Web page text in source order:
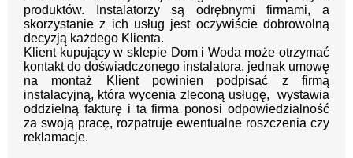
produktów. Instalatorzy są odrębnymi firmami, a
skorzystanie z ich usług jest oczywiście dobrowolną
decyzją każdego Klienta.
Klient kupujący w sklepie Dom i Woda może otrzymać
kontakt do doświadczonego instalatora, jednak umowę
na montaż Klient powinien podpisać z firmą
instalacyjną, która wycenia zleconą usługę, wystawia
oddzielną fakturę i ta firma ponosi odpowiedzialność
za swoją pracę, rozpatruje ewentualne roszczenia czy
reklamacje.